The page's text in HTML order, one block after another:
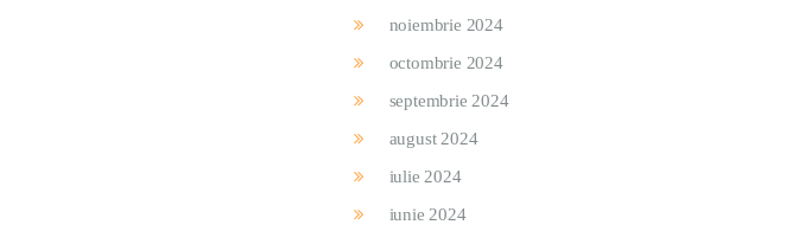
noiembrie 2024
octombrie 2024
septembrie 2024
august 2024
iulie 2024
iunie 2024